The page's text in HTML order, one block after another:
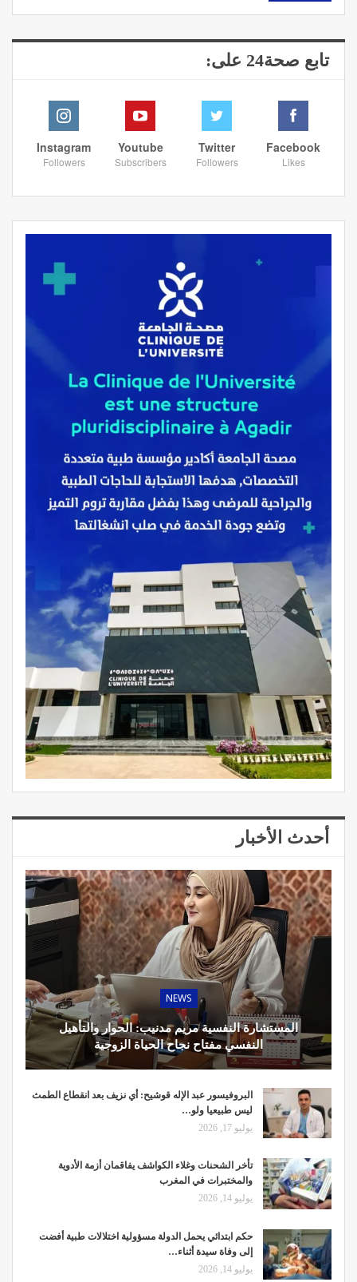
تابع صحة24 على:
Facebook
Likes
Twitter
Followers
Youtube
Subscribers
Instagram
Followers
أحدث الأخبار
NEWS
المستشارة النفسية مريم مدنيب: الحوار والتأهيل
النفسي مفتاح نجاح الحياة الزوجية
البروفيسور عبد الإله قوشيح: أي نزيف بعد انقطاع الطمث
ليس طبيعيا ولو…
يوليو 17, 2026
تأخر الشحنات وغلاء الكواشف يفاقمان أزمة الأدوية
والمختبرات في المغرب
يوليو 14, 2026
حكم ابتدائي يحمل الدولة مسؤولية اختلالات طبية أفضت
إلى وفاة سيدة أثناء…
يوليو 14, 2026